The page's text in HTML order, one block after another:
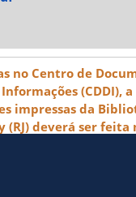
no Centro de
(CDDI),
impressas da
(RJ) deverá ser